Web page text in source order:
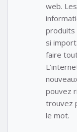
web.
produits
si
faire
pouvez
trouvez
le mot.